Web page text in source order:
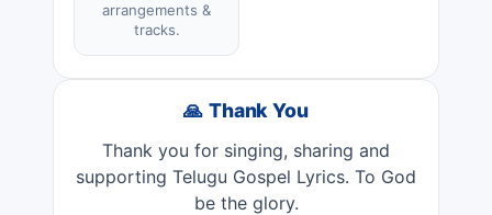
arrangements &
tracks.
🙏 Thank You
Thank you for singing, sharing and
supporting Telugu Gospel Lyrics. To God
be the glory.